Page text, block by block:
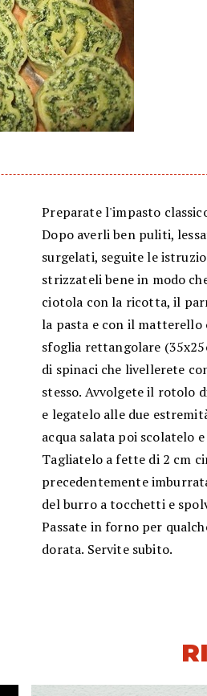
Preparate l'impasto
Dopo averli ben puliti,
surgelati, seguite le
strizzateli bene in modo
ciotola con la ricotta, il
la pasta e con il matterello
sfoglia rettangolare
di spinaci che livellerete
stesso. Avvolgete il rotolo
e legatelo alle due
acqua salata poi scolatelo
Tagliatelo a fette di 2 cm
precedentemente
del burro a tocchetti e
Passate in forno per
dorata. Servite subito.